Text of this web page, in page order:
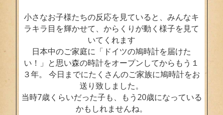
小さなお子様たちの反応を見ていると、みんなキ
ラキラ目を輝かせて、からくりが動く様子を見て
いてくれます
日本中のご家庭に「ドイツの鳩時計を届けた
い！」と思い森の時計をオープンしてからもう１
３年。 今日までにたくさんのご家族に鳩時計をお
送り致しました。
当時7歳くらいだった子も、もう20歳になっている
かもしれませんね。